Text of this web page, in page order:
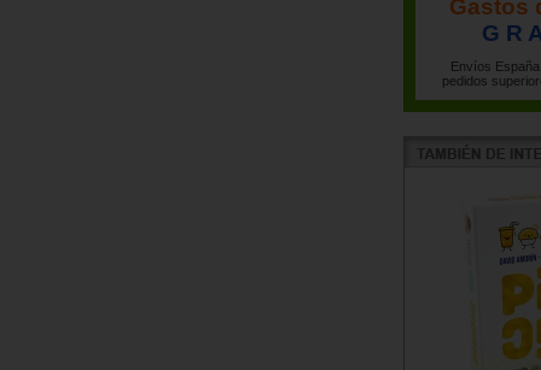
Gastos
G R
Envíos
pedidos